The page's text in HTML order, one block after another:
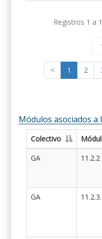
Registros 1 a
< 1 2
Módulos asociados a
Colectivo
GA
11.2.2
GA